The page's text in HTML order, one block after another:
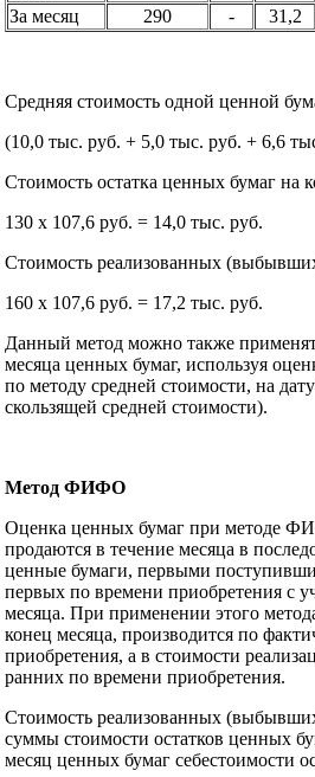
За месяц 290 - 31,2
Средняя стоимость одной ценной
(10,0 тыс. руб. + 5,0 тыс. руб. + 6,6
Стоимость остатка ценных бумаг на
130 x 107,6 руб. = 14,0 тыс. руб.
Стоимость реализованных
160 x 107,6 руб. = 17,2 тыс. руб.
Данный метод можно также
месяца ценных бумаг, используя
по методу средней стоимости, на
скользящей средней стоимости).
Метод ФИФО
Оценка ценных бумаг при методе
продаются в течение месяца в
ценные бумаги, первыми
первых по времени приобретения с
месяца. При применении этого
конец месяца, производится по
приобретения, а в стоимости
ранних по времени приобретения.
Стоимость реализованных
суммы стоимости остатков ценных
месяц ценных бумаг себестоимости